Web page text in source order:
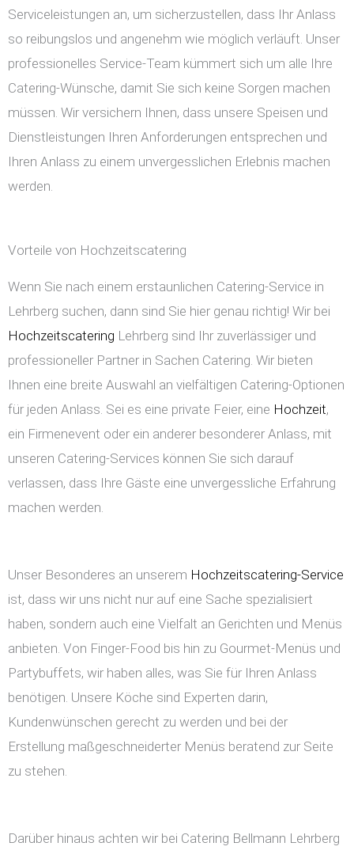
Serviceleistungen an, um sicherzustellen, dass Ihr Anlass
so reibungslos und angenehm wie möglich verläuft. Unser
professionelles Service-Team kümmert sich um alle Ihre
Catering-Wünsche, damit Sie sich keine Sorgen machen
müssen. Wir versichern Ihnen, dass unsere Speisen und
Dienstleistungen Ihren Anforderungen entsprechen und
Ihren Anlass zu einem unvergesslichen Erlebnis machen
werden.
Vorteile von Hochzeitscatering
Wenn Sie nach einem erstaunlichen Catering-Service in
Lehrberg suchen, dann sind Sie hier genau richtig! Wir bei
Hochzeitscatering Lehrberg sind Ihr zuverlässiger und
professioneller Partner in Sachen Catering. Wir bieten
Ihnen eine breite Auswahl an vielfältigen Catering-Optionen
für jeden Anlass. Sei es eine private Feier, eine Hochzeit,
ein Firmenevent oder ein anderer besonderer Anlass, mit
unseren Catering-Services können Sie sich darauf
verlassen, dass Ihre Gäste eine unvergessliche Erfahrung
machen werden.
Unser Besonderes an unserem Hochzeitscatering-Service
ist, dass wir uns nicht nur auf eine Sache spezialisiert
haben, sondern auch eine Vielfalt an Gerichten und Menüs
anbieten. Von Finger-Food bis hin zu Gourmet-Menüs und
Partybuffets, wir haben alles, was Sie für Ihren Anlass
benötigen. Unsere Köche sind Experten darin,
Kundenwünschen gerecht zu werden und bei der
Erstellung maßgeschneiderter Menüs beratend zur Seite
zu stehen.
Darüber hinaus achten wir bei Catering Bellmann Lehrberg